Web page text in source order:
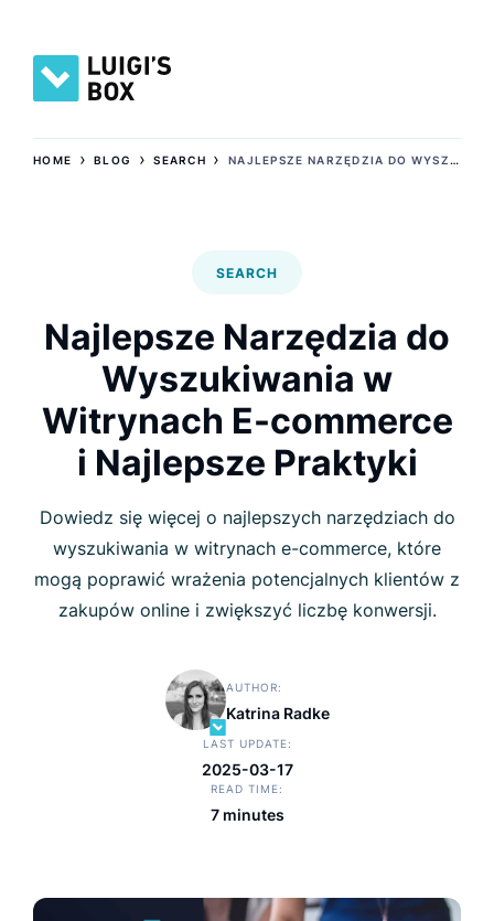
HOME ›BLOG ›SEARCH › NAJLEPSZE NARZĘDZIA DO WYSZUKIWANIA W WITRYNACH E-COMMERCE I NAJLEPSZE PRAKTYKI
SEARCH
Najlepsze Narzędzia do
Wyszukiwania w
Witrynach E-commerce
i Najlepsze Praktyki
Dowiedz się więcej o najlepszych narzędziach do
wyszukiwania w witrynach e-commerce, które
mogą poprawić wrażenia potencjalnych klientów z
zakupów online i zwiększyć liczbę konwersji.
AUTHOR
Katrina Radke
LAST UPDATE
2025-03-17
READ TIME
7 minutes